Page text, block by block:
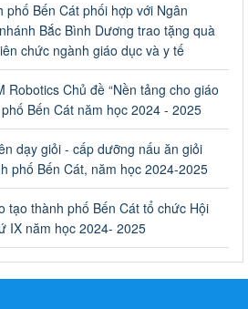
sách đề xuất học sinh nhận học
trình "Tiếp sức đến trường" năm
sách đề xuất học sinh nhận học bổng,
sức đến trường" năm học 2023-
khai các hoạt động hưởng ứng
nâng cao sức khỏe nhân dân
khai các hoạt động hưởng ứng phong
cao sức khỏe nhân dân năm 2023
phố Bến Cát phối hợp với Ngân
Bắc Bình Dương trao tặng quà
chức ngành giáo dục và y tế
Robotics Chủ đề “Nền tảng cho giáo
Bến Cát năm học 2024 - 2025
dạy giỏi - cấp dưỡng nấu ăn giỏi
phố Bến Cát, năm học 2024-2025
tạo thành phố Bến Cát tổ chức Hội
IX năm học 2024- 2025